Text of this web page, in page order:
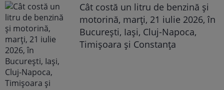
Cât costă un litru de benzină și
motorină, marți, 21 iulie 2026, în
București, Iași, Cluj-Napoca,
Timișoara și Constanța